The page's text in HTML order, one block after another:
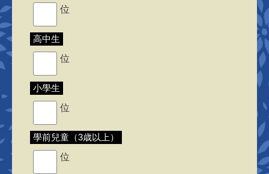
位
高中生
位
小學生
位
學前兒童（3歳以上）
位